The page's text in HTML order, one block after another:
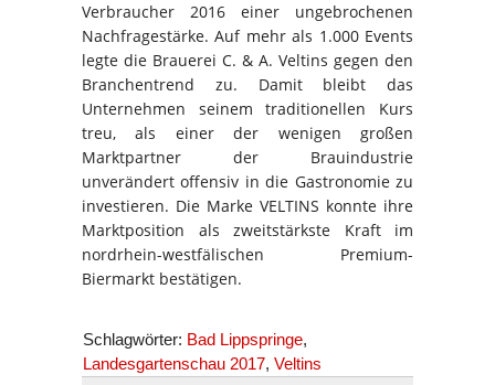
Verbraucher 2016 einer ungebrochenen
Nachfragestärke. Auf mehr als 1.000 Events
legte die Brauerei C. & A. Veltins gegen den
Branchentrend zu. Damit bleibt das
Unternehmen seinem traditionellen Kurs
treu, als einer der wenigen großen
Marktpartner der Brauindustrie
unverändert offensiv in die Gastronomie zu
investieren. Die Marke VELTINS konnte ihre
Marktposition als zweitstärkste Kraft im
nordrhein-westfälischen Premium-
Biermarkt bestätigen.
Schlagwörter: Bad Lippspringe,
Landesgartenschau 2017, Veltins